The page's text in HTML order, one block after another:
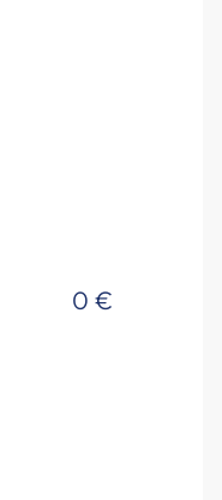
0 €